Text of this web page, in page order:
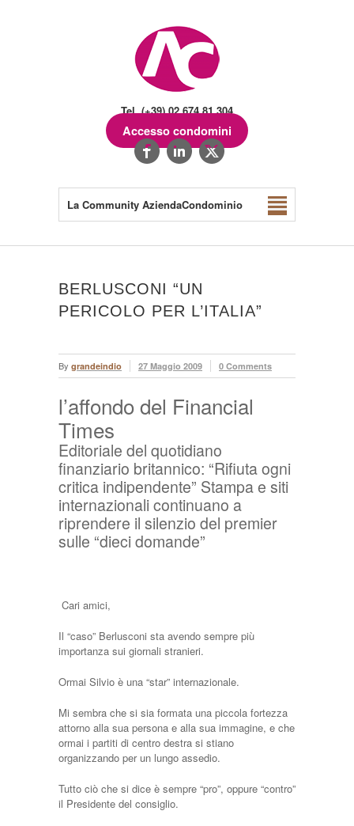
Tel. (+39) 02.674.81.304
Accesso condomini
La Community AziendaCondominio
BERLUSCONI “UN
PERICOLO PER L’ITALIA”
By grandeindio 27 Maggio 2009 0 Comments
l’affondo del Financial
Times
Editoriale del quotidiano
finanziario britannico: “Rifiuta ogni
critica indipendente” Stampa e siti
internazionali continuano a
riprendere il silenzio del premier
sulle “dieci domande”
Cari amici,
Il “caso” Berlusconi sta avendo sempre più
importanza sui giornali stranieri.
Ormai Silvio è una “star” internazionale.
Mi sembra che si sia formata una piccola fortezza
attorno alla sua persona e alla sua immagine, e che
ormai i partiti di centro destra si stiano
organizzando per un lungo assedio.
Tutto ciò che si dice è sempre “pro”, oppure “contro”
il Presidente del consiglio.